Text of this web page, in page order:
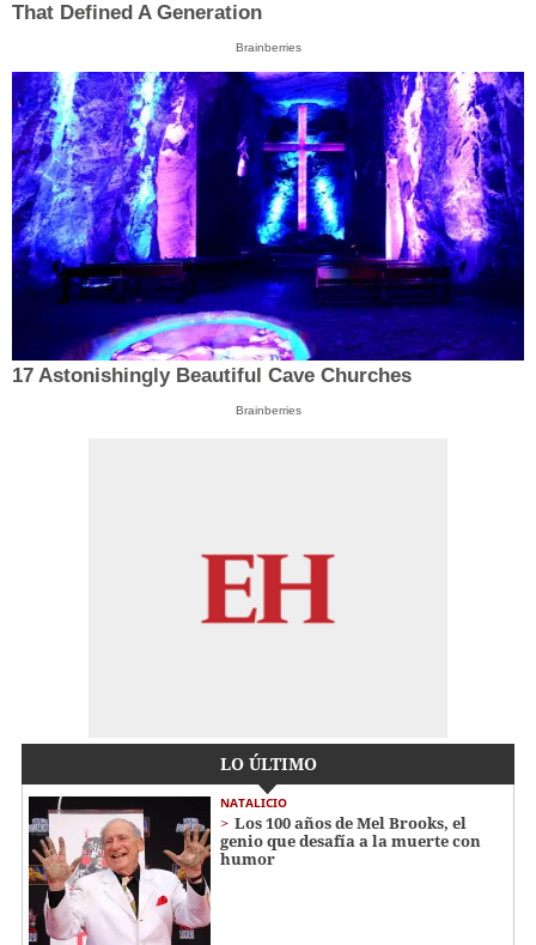
That Defined A Generation
Brainberries
17 Astonishingly Beautiful Cave Churches
Brainberries
LO ÚLTIMO
NATALICIO
Los 100 años de Mel Brooks, el
genio que desafía a la muerte con
humor